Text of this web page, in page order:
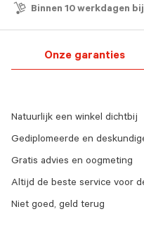
Binnen 10 werkdagen
Onze garanties
Natuurlijk een winkel dichtbij
Gediplomeerde en
Gratis advies en oogmeting
Altijd de beste service voor
Niet goed, geld terug